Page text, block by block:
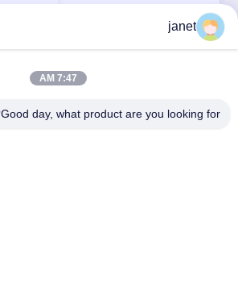
janet
7:47 AM
Good day, what product are you looking for?